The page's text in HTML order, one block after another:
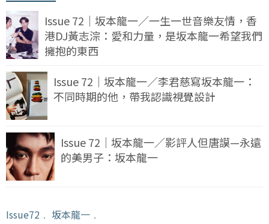
Issue 72｜坂本龍一／一生一世音樂友情，香
港DJ黃志淙：愛和力量，是坂本龍一希望我們
擁抱的東西
Issue 72｜坂本龍一／李君慈寫坂本龍一：
不同時期的他，帶我認識視覺設計
Issue 72｜坂本龍一／影評人但唐謨—永遠
的美男子：坂本龍一
Issue72 ﹒ 坂本龍一 ﹒